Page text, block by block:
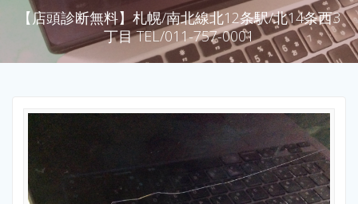
【店頭診断無料】札幌/南北線北12条駅/北14条西3
丁目 TEL/011-757-0001